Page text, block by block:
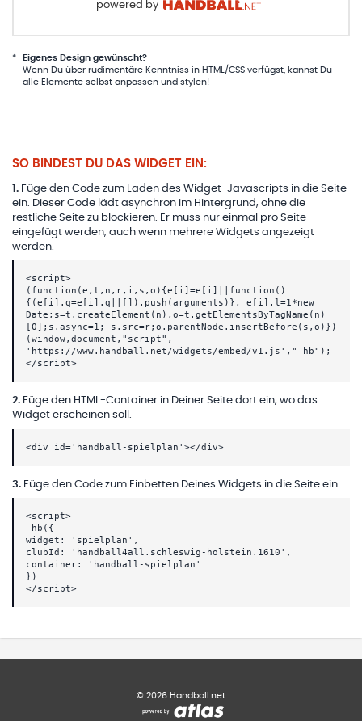
powered by
*
Eigenes Design gewünscht?
Wenn Du über rudimentäre Kenntniss in HTML/CSS verfügst, kannst Du
alle Elemente selbst anpassen und stylen!
SO BINDEST DU DAS WIDGET EIN:
1 . Füge den Code zum Laden des Widget-Javascripts in die Seite
ein. Dieser Code lädt asynchron im Hintergrund, ohne die
restliche Seite zu blockieren. Er muss nur einmal pro Seite
eingefügt werden, auch wenn mehrere Widgets angezeigt
werden.
<script>
(function(e,t,n,r,i,s,o){e[i]=e[i]||function()
{(e[i].q=e[i].q||[]).push(arguments)}, e[i].l=1*new
Date;s=t.createElement(n),o=t.getElementsByTagName(n)
[0];s.async=1; s.src=r;o.parentNode.insertBefore(s,o)})
(window,document,"script",
'https://www.handball.net/widgets/embed/v1.js',"_hb");
</script>
2. Füge den HTML-Container in Deiner Seite dort ein, wo das
Widget erscheinen soll.
<div id='handball-spielplan'></div>
3. Füge den Code zum Einbetten Deines Widgets in die Seite ein.
<script>
_hb({
widget: 'spielplan',
clubId: 'handball4all.schleswig-holstein.1610',
container: 'handball-spielplan'
})
</script>
© 2026 Handball.net